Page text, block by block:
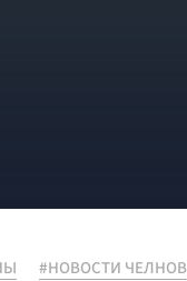
#НОВОСТИ ЧЕЛНОВ